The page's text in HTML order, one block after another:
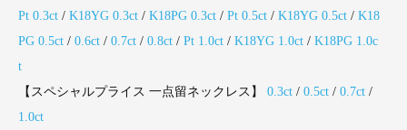
Pt 0.3ct / K18YG 0.3ct / K18PG 0.3ct / Pt 0.5ct / K18YG 0.5ct / K18
PG 0.5ct / 0.6ct / 0.7ct / 0.8ct / Pt 1.0ct / K18YG 1.0ct / K18PG 1.0c
t
【スペシャルプライス 一点留ネックレス】 0.3ct / 0.5ct / 0.7ct /
1.0ct